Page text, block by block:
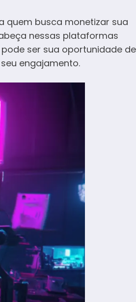
quem busca monetizar sua
nessas plataformas
ser sua oportunidade de
engajamento.